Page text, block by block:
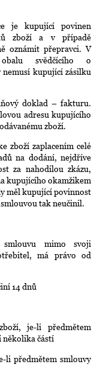
je kupující povinen
zboží a v případě
oznámit přepravci. V
svědčícího o
kupující zásilku
doklad – fakturu.
adresu kupujícího
zboží.
zboží zaplacením celé
na dodání, nejdříve
za nahodilou zkázu,
kupujícího okamžikem
měl kupující povinnost
tak neučinil.
mimo svoji
má právo od
14 dnů
je-li předmětem
několika částí
li předmětem smlouvy